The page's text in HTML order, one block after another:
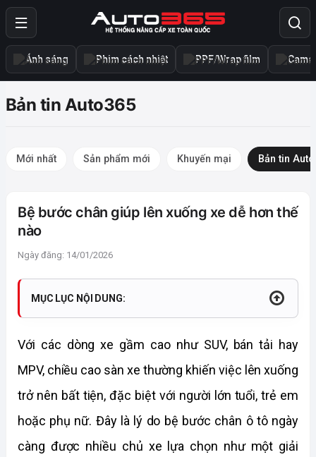
Ánh sáng Phim cách nhiệt PPF/Wrap film
Bản tin Auto365
Mới nhất Sản phẩm mới Khuyến mại Bản tin
Bệ bước chân giúp lên xuống xe dễ hơn thế
nào
Ngày đăng: 14/01/2026
MỤC LỤC NỘI DUNG:
Với các dòng xe gầm cao như SUV, bán tải hay
MPV, chiều cao sàn xe thường khiến việc lên xuống
trở nên bất tiện, đặc biệt với người lớn tuổi, trẻ em
hoặc phụ nữ. Đây là lý do bệ bước chân ô tô ngày
càng được nhiều chủ xe lựa chọn như một giải